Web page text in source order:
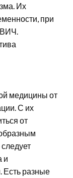
Их
при
ВИЧ.
медицины от
С их
от
и
Есть разные